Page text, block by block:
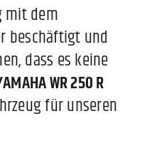
mit dem
beschäftigt und
dass es keine
WR 250 R
für unseren